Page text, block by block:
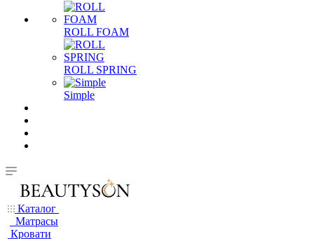
ROLL FOAM
ROLL SPRING
Simple
Каталог
Матрасы
Кровати